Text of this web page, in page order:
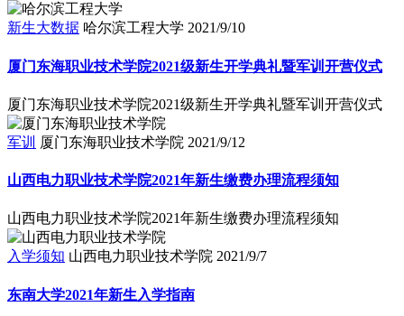
新生大数据 哈尔滨工程大学 2021/9/10
厦门东海职业技术学院2021级新生开学典礼暨军训开营仪式
厦门东海职业技术学院2021级新生开学典礼暨军训开营仪式
军训 厦门东海职业技术学院 2021/9/12
山西电力职业技术学院2021年新生缴费办理流程须知
山西电力职业技术学院2021年新生缴费办理流程须知
入学须知 山西电力职业技术学院 2021/9/7
东南大学2021年新生入学指南